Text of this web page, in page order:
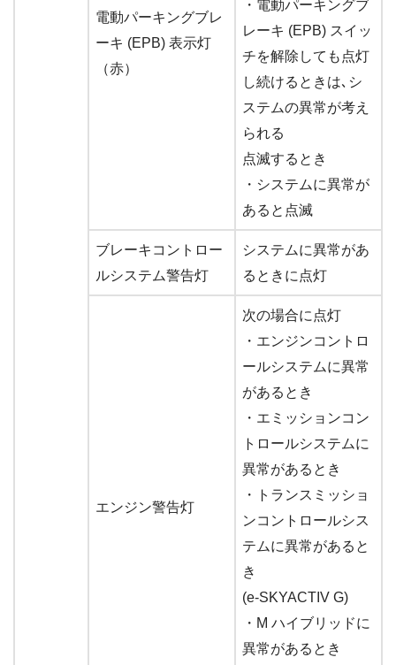
電動パーキングブレ
ーキ (EPB) 表示灯
（赤）
・電動パーキングブ
レーキ (EPB) スイッ
チを解除しても点灯
し続けるときは､シ
ステムの異常が考え
られる
点滅するとき
・システムに異常が
あると点滅
ブレーキコントロー
ルシステム警告灯
システムに異常があ
るときに点灯
エンジン警告灯
次の場合に点灯
・エンジンコントロ
ールシステムに異常
があるとき
・エミッションコン
トロールシステムに
異常があるとき
・トランスミッショ
ンコントロールシス
テムに異常があると
き
(e-SKYACTIV G)
・M ハイブリッドに
異常があるとき